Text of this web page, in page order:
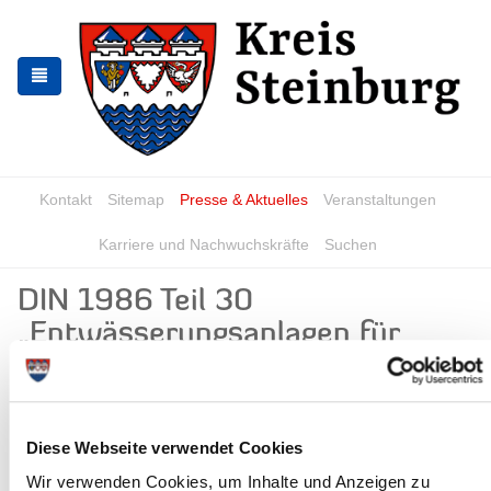
Diese Webseite verwendet Cookies
Wir verwenden Cookies, um Inhalte und Anzeigen zu
springen
springen
Kontakt Sitemap Presse & Aktuelles Veranstaltungen
Karriere und Nachwuchskräfte Suchen
DIN 1986 Teil 30
„Entwässerungsanlagen für
Gebäude und Grundstücke“
(Dichtheitsprüfung)
Schadhafte und undichte Abwasserleitungen können zu einer
zu einer Verschlechterung der Trinkwasserqualität führen.